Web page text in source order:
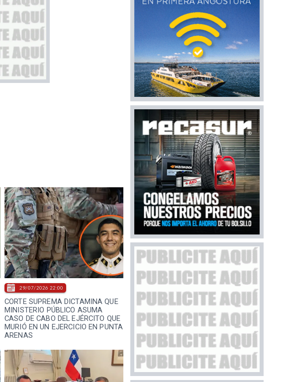
CORTE SUPREMA DICTAMINA QUE
MINISTERIO PÚBLICO ASUMA
CASO DE CABO DEL EJÉRCITO QUE
MURIÓ EN UN EJERCICIO EN PUNTA
ARENAS
29/07/2026 22:00